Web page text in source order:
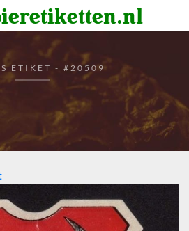
ETIKET - #20509